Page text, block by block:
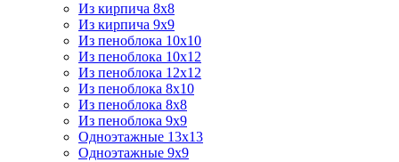
Из кирпича 8х8
Из кирпича 9х9
Из пеноблока 10х10
Из пеноблока 10х12
Из пеноблока 12х12
Из пеноблока 8х10
Из пеноблока 8х8
Из пеноблока 9х9
Одноэтажные 13х13
Одноэтажные 9х9